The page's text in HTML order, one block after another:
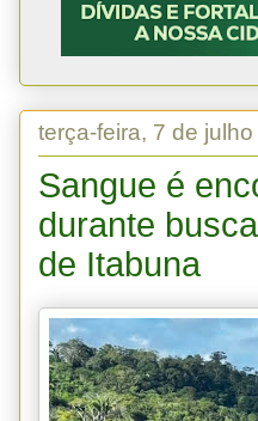
terça-feira, 7 de
Sangue é
durante
de Itabuna